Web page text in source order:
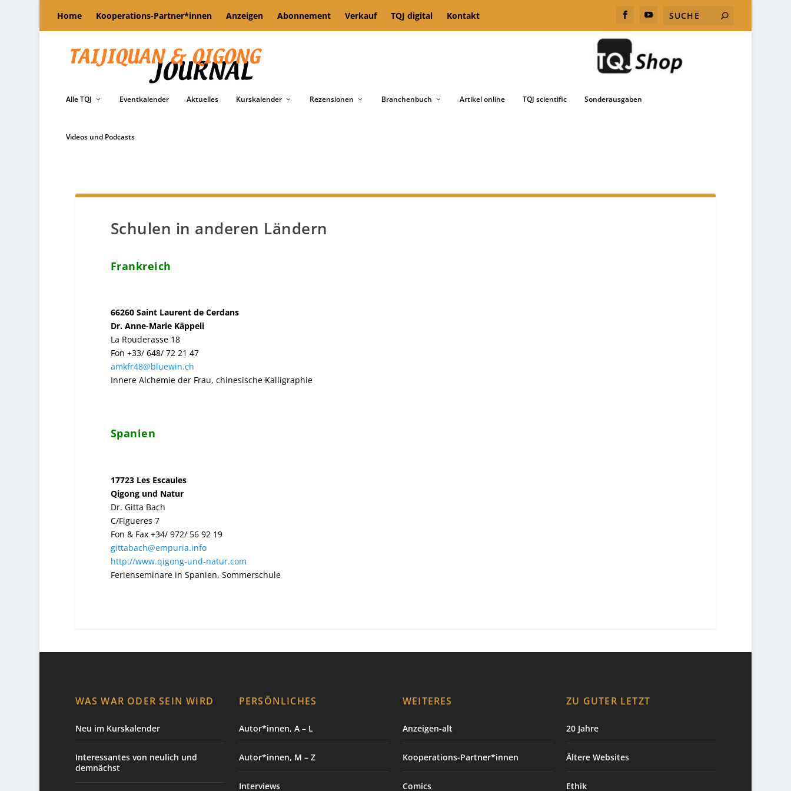
Home Kooperations-Partner*innen Anzeigen Abonnement Verkauf TQJ digital Kontakt
Alle TQJ Eventkalender Aktuelles Kurskalender Rezensionen Branchenbuch Artikel online TQJ scientific Sonderausgaben
Videos und Podcasts
Schulen in anderen Ländern
Frankreich
66260 Saint Laurent de Cerdans
Dr. Anne-Marie Käppeli
La Rouderasse 18
Fon +33/ 648/ 72 21 47
amkfr48@bluewin.ch
Innere Alchemie der Frau, chinesische Kalligraphie
Spanien
17723 Les Escaules
Qigong und Natur
Dr. Gitta Bach
C/Figueres 7
Fon & Fax +34/ 972/ 56 92 19
gittabach@empuria.info
http://www.qigong-und-natur.com
Ferienseminare in Spanien, Sommerschule
WAS WAR ODER SEIN WIRD
Neu im Kurskalender
Interessantes von neulich und
demnächst
PERSÖNLICHES
Autor*innen, A – L
Autor*innen, M – Z
Interviews
WEITERES
Anzeigen-alt
Kooperations-Partner*innen
Comics
ZU GUTER LETZT
20 Jahre
Ältere Websites
Ethik